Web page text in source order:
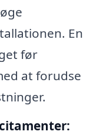
En
før
at forudse